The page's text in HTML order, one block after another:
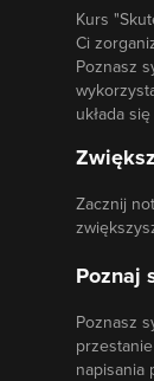
Kurs
Ci
Poznasz
układa
Zacznij
Poznaj
Poznasz
napisania